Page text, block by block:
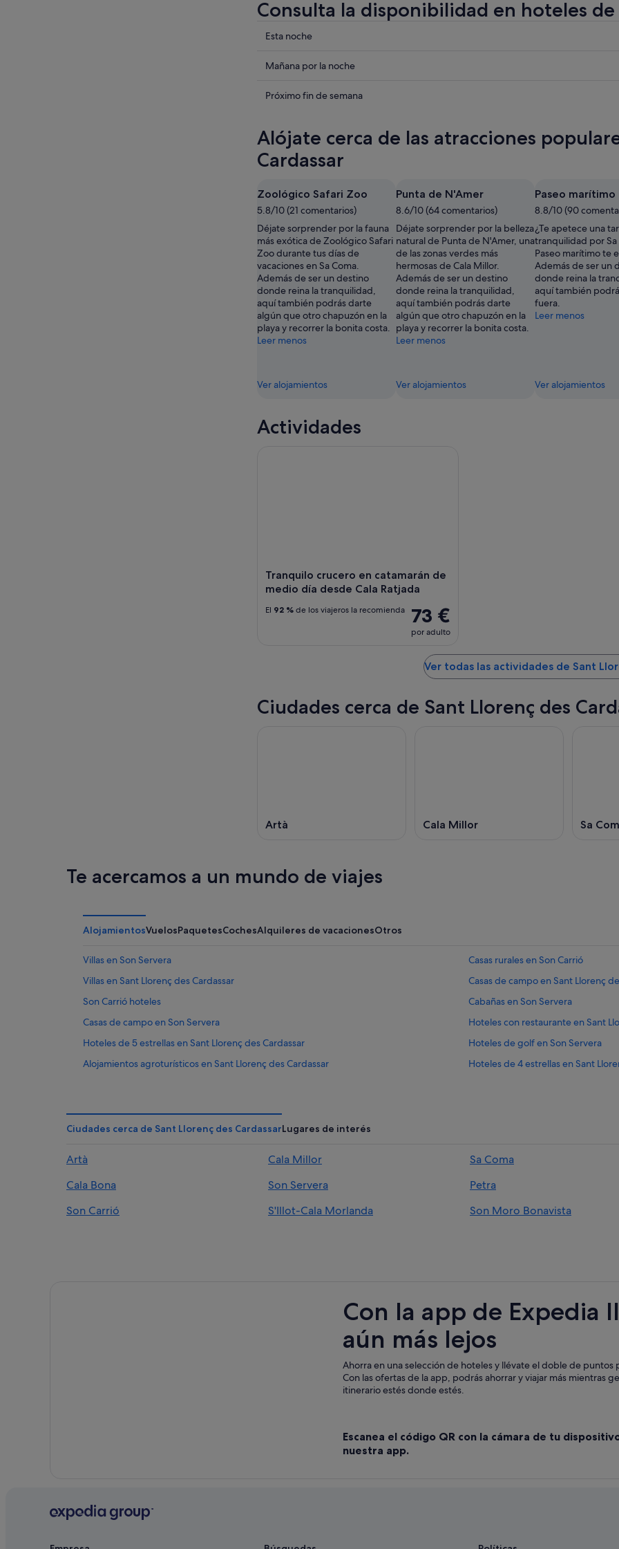
Consulta la disponibilidad en hoteles de
Comprueba
precios
Sant
Cardassar
para
esta
9
ago
-
10
ago
Esta noche
Comprueba
precios
Llorenç
des
Cardassar
mañana
por
la
noche,
10
ago
-
11
ago
Mañana por la noche
Comprueba
en
Sant
Llorenç
Cardassar
para
el
próximo
fin
de
semana,
14
ago
-
16
Próximo fin de semana
Alójate cerca de las atracciones
Cardassar
Zoológico Safari Zoo
5.8/10 (21 comentarios)
Déjate sorprender por la fauna
más exótica de Zoológico Safari
Zoo durante tus días de
vacaciones en Sa Coma.
Además de ser un destino
donde reina la tranquilidad,
aquí también podrás darte
algún que otro chapuzón en la
playa y recorrer la bonita costa.
Leer menos
Ver alojamientos
Punta de N'Amer
8.6/10 (64 comentarios)
Déjate sorprender por la belleza
natural de Punta de N'Amer, una
de las zonas verdes más
hermosas de Cala Millor.
Además de ser un destino
donde reina la tranquilidad,
aquí también podrás darte
algún que otro chapuzón en la
playa y recorrer la bonita costa.
Leer menos
Ver alojamientos
Paseo marítimo
8.8/10 (90
¿Te apetece una
tranquilidad por Sa
Paseo marítimo te
Además de ser un
donde reina la
aquí también
fuera.
Leer menos
Ver alojamientos
Actividades
Tranquilo crucero en catamarán de
medio día desde Cala Ratjada
73 €
por adulto
El 92 % de los viajeros la recomienda
Ver todas las actividades de Sant
Ciudades cerca de Sant Llorenç des
Artà Cala Millor Sa
Te acercamos a un mundo de viajes
AlojamientosVuelosPaquetesCochesAlquileres de vacacionesOtros
Villas en Son Servera
Casas rurales en Son Carrió
Villas en Sant Llorenç des Cardassar
Casas de campo en Sant Llorenç
Son Carrió hoteles
Cabañas en Son Servera
Casas de campo en Son Servera
Hoteles con restaurante en Sant
Hoteles de 5 estrellas en Sant Llorenç des Cardassar
Hoteles de golf en Son Servera
Alojamientos agroturísticos en Sant Llorenç des Cardassar
Hoteles de 4 estrellas en Sant
Casas rurales en Sant Llorenç des Cardassar
Hoteles de lujo en Son Servera
Hoteles de 3 estrellas en Sant
Sant Llorenç des Cardassar hoteles
Apartoteles en Sant Llorenç des
Hoteles baratos en Son Servera
Hoteles históricos en Son Servera
Hoteles con todo incluido en
Hoteles con conserje en Sant
Hoteles para ir de compras en Sant
Apartamentos en Sant Llorenç des
Casas de huéspedes en Sant
Ciudades cerca de Sant Llorenç des CardassarLugares de interés
Artà Cala Millor Sa Coma
Cala Bona
Son Servera Petra
Son Carrió
S'Illot-Cala Morlanda Son Moro Bonavista
Con la app de Expedia
aún más lejos
Ahorra en una selección de hoteles y llévate el doble de puntos
Con las ofertas de la app, podrás ahorrar y viajar más mientras
itinerario estés donde estés.
Escanea el código QR con la cámara de tu
nuestra app.